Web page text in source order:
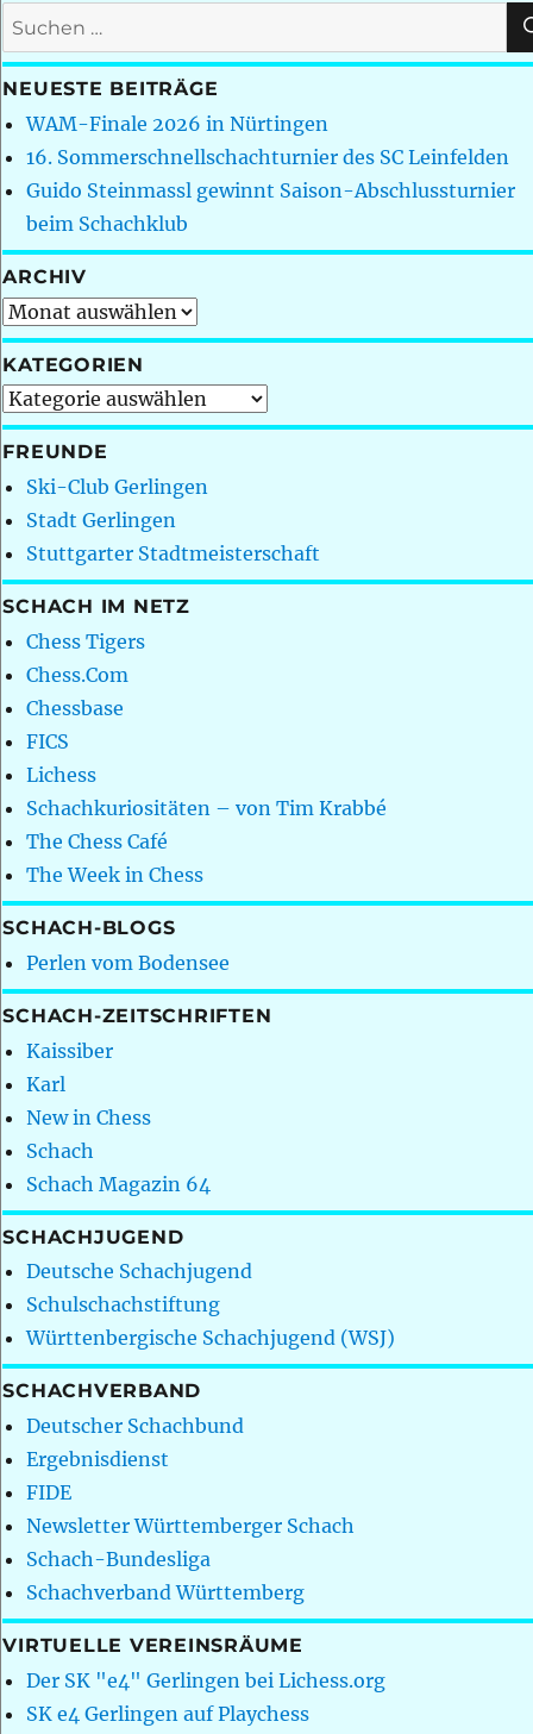
Suchen
nach:
NEUESTE BEITRÄGE
WAM-Finale 2026 in Nürtingen
16. Sommerschnellschachturnier des SC Leinfelden
Guido Steinmassl gewinnt Saison-Abschlussturnier
beim Schachklub
ARCHIV
Archiv
KATEGORIEN
Kategorien
FREUNDE
Ski-Club Gerlingen
Stadt Gerlingen
Stuttgarter Stadtmeisterschaft
SCHACH IM NETZ
Chess Tigers
Chess.Com
Chessbase
FICS
Lichess
Schachkuriositäten – von Tim Krabbé
The Chess Café
The Week in Chess
SCHACH-BLOGS
Perlen vom Bodensee
SCHACH-ZEITSCHRIFTEN
Kaissiber
Karl
New in Chess
Schach
Schach Magazin 64
SCHACHJUGEND
Deutsche Schachjugend
Schulschachstiftung
Württenbergische Schachjugend (WSJ)
SCHACHVERBAND
Deutscher Schachbund
Ergebnisdienst
FIDE
Newsletter Württemberger Schach
Schach-Bundesliga
Schachverband Württemberg
VIRTUELLE VEREINSRÄUME
Der SK "e4" Gerlingen bei Lichess.org
SK e4 Gerlingen auf Playchess